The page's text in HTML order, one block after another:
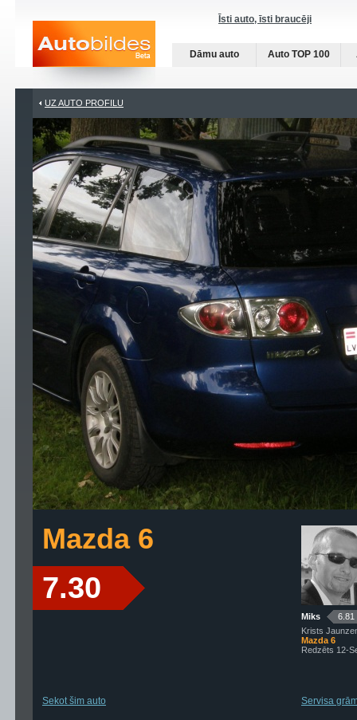
Īsti auto, īsti braucēji
Dāmu auto Auto TOP 100
UZ AUTO PROFILU
Mazda 6
7.30
Sekot šim auto
Miks
6.81
Krists
Mazda 6
Redzēts 12-
Servisa